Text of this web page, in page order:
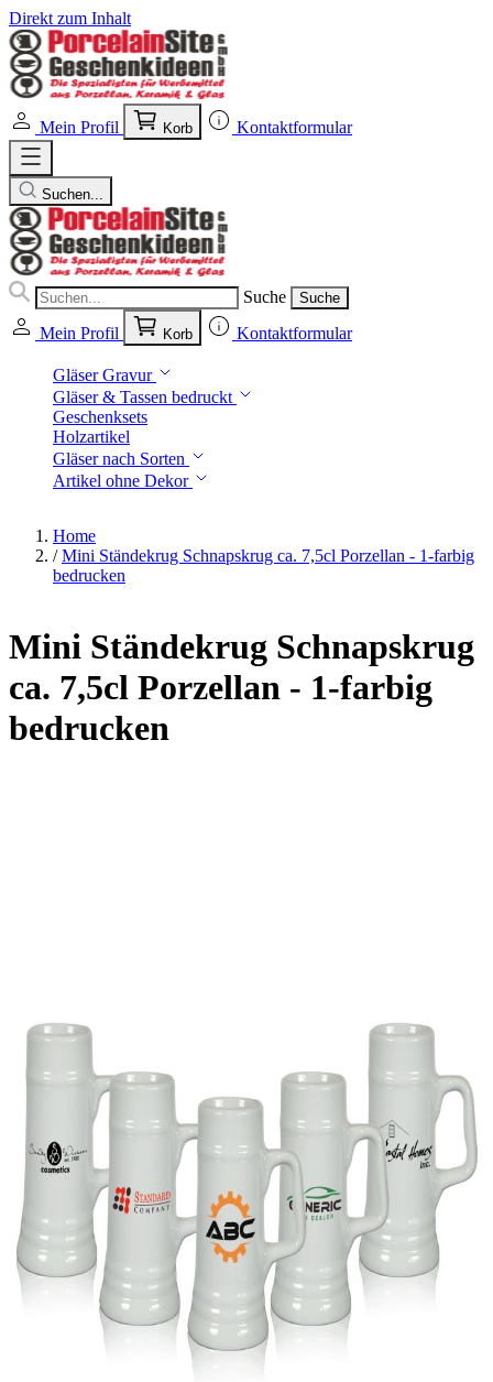
Direkt zum Inhalt
Mein Profil Korb Kontaktformular
Suchen...
Suche Suche
Mein Profil Korb Kontaktformular
Gläser Gravur
Gläser & Tassen bedruckt
Geschenksets
Holzartikel
Gläser nach Sorten
Artikel ohne Dekor
Home
/ Mini Ständekrug Schnapskrug ca. 7,5cl Porzellan - 1-farbig
bedrucken
Mini Ständekrug Schnapskrug
ca. 7,5cl Porzellan - 1-farbig
bedrucken